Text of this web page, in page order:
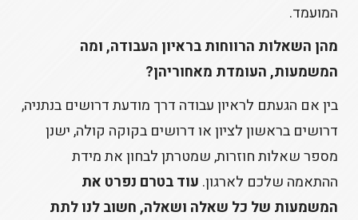
המועמד.
מהן השאלות הרווחות בראיון העבודה, ומה
המשמעות, העומדת מאחוריהן?
בין אם הגעתם לראיון עבודה דרך מודעת דרושים בנתניה,
דרושים בראשון לציון או דרושים בקוקה קולה, ישנן
מספר שאלות חוזרות, שמטרתן לבחון את מידת
ההתאמה שלכם לארגון. עוד בטרם נפרט את
המשמעות של כל שאלה ושאלה, חשוב לנו לתת